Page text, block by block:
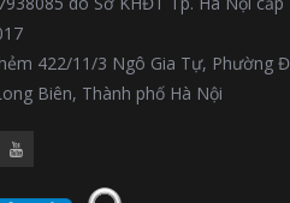
422/11/3 Ngô Gia Tự, Phường
Biên, Thành phố Hà Nội